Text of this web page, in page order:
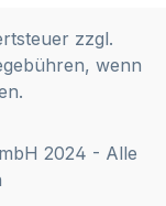
zzgl.
wenn
2024 - Alle